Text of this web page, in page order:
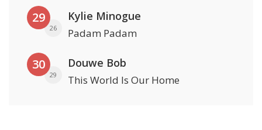
29
26
Kylie Minogue
Padam Padam
30
29
Douwe Bob
This World Is Our Home